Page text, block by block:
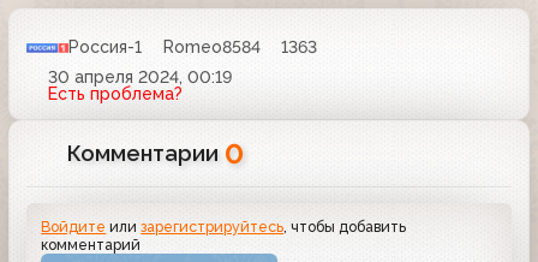
Россия-1 Romeo8584
1363
30 апреля 2024, 00:19
Есть проблема?
Комментарии 0
Войдите илизарегистрируйтесь , чтобы добавить
комментарий